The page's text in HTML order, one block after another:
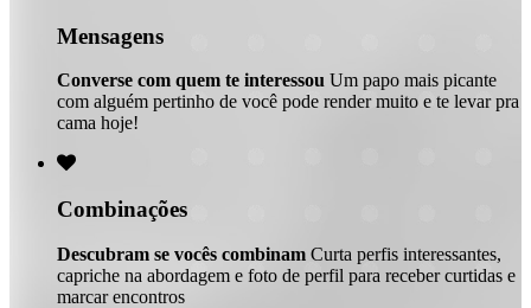
Mensagens
Converse com quem te interessou Um papo mais picante
com alguém pertinho de você pode render muito e te levar pra
cama hoje!

Combinações
Descubram se vocês combinam Curta perfis interessantes,
capriche na abordagem e foto de perfil para receber curtidas e
marcar encontros